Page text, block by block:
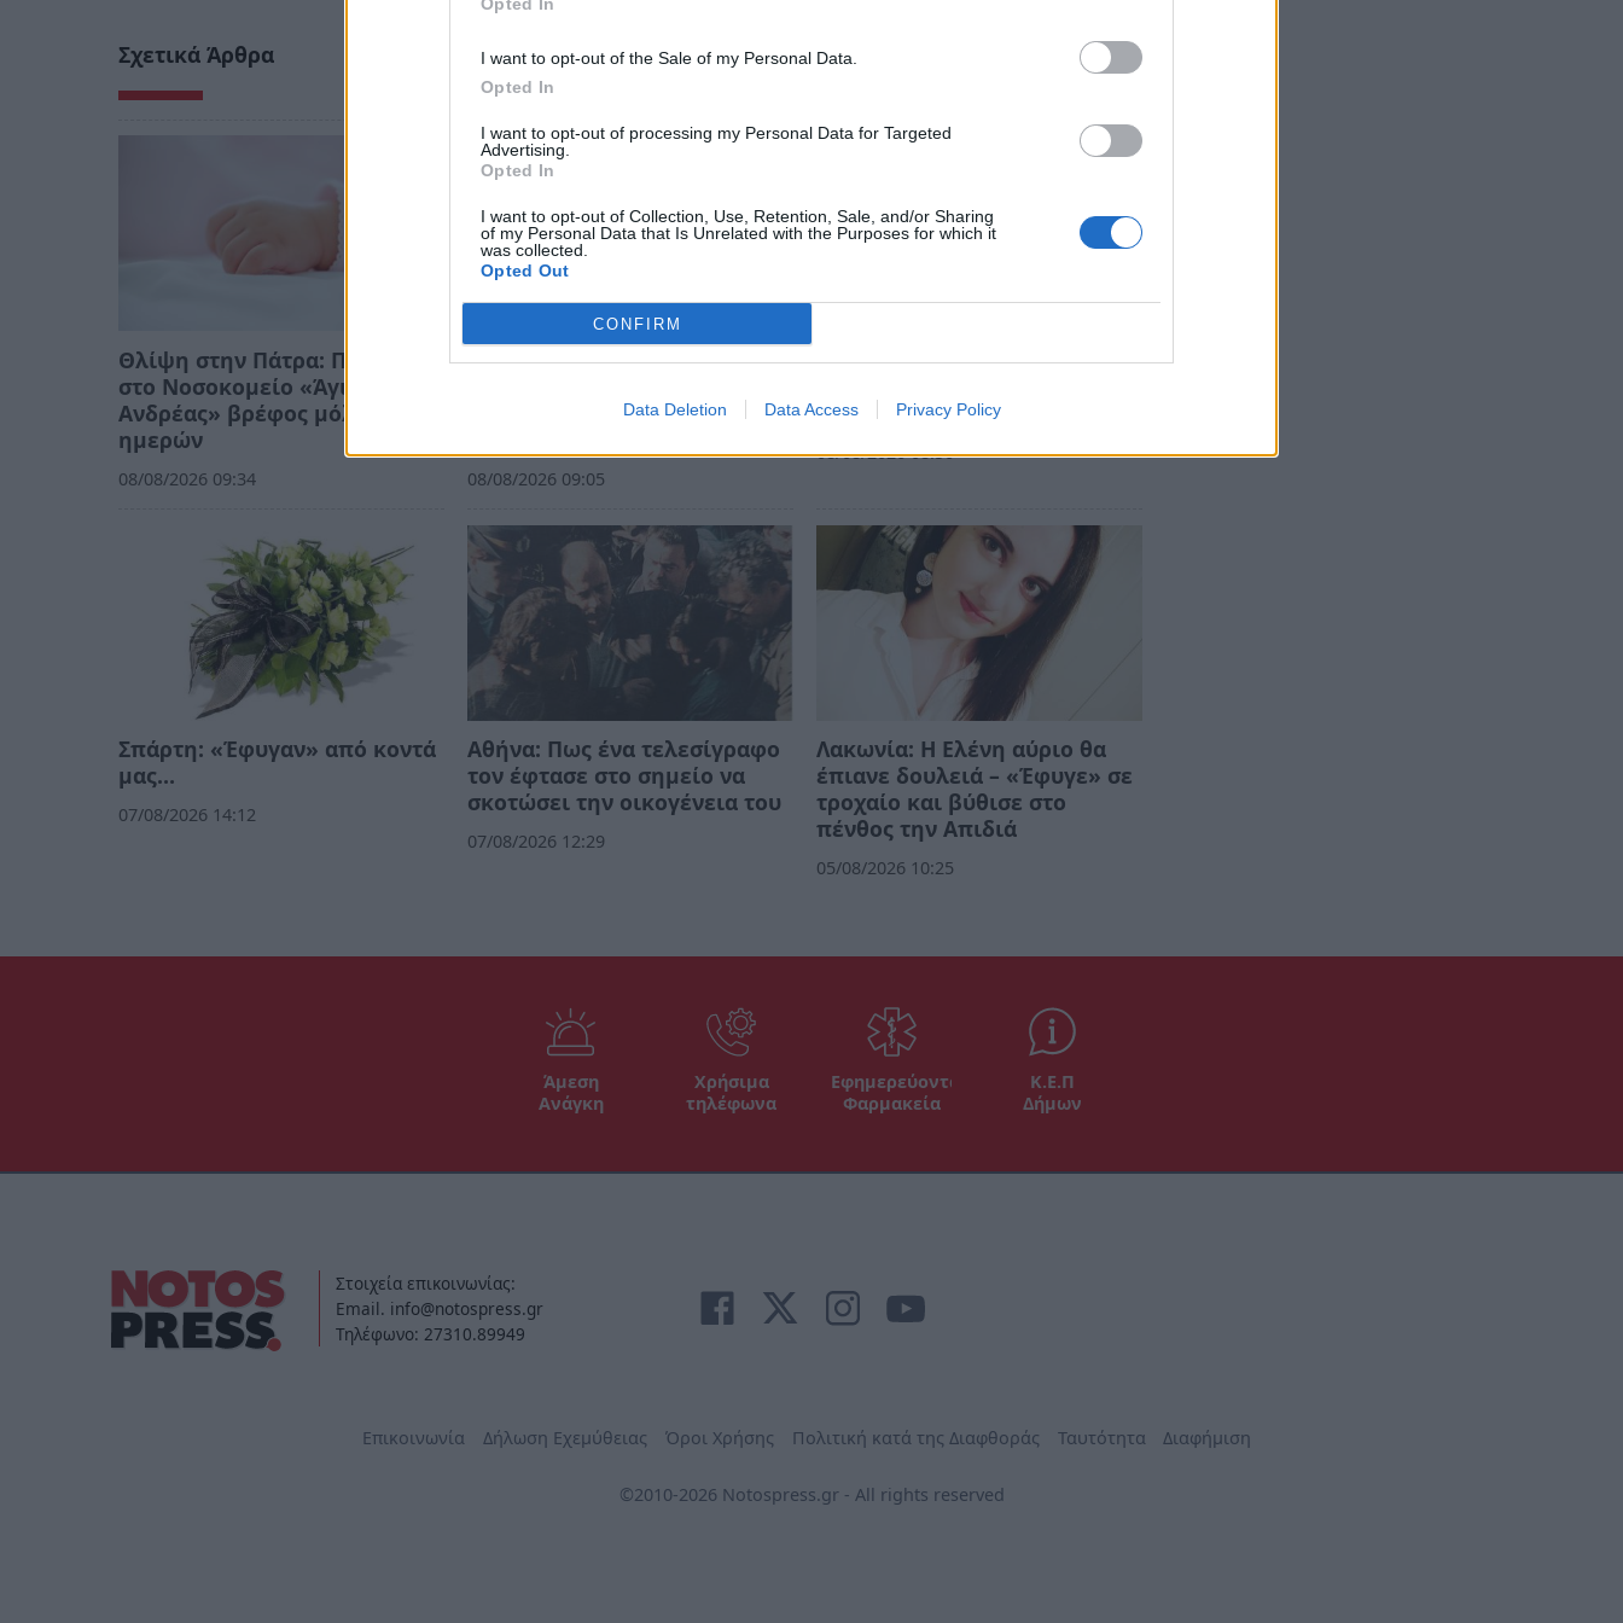
I want to opt-out of the Sale of my Personal Data.
Opted In
I want to opt-out of processing my Personal Data for Targeted
Advertising.
Opted In
I want to opt-out of Collection, Use, Retention, Sale, and/or Sharing
of my Personal Data that Is Unrelated with the Purposes for which it
was collected.
Opted Out
CONFIRM
Data Deletion Data Access Privacy Policy
Σχετικά Άρθρα
Θλίψη στην Πάτρα: Πέθανε
στο Νοσοκομείο «Άγιος
Ανδρέας» βρέφος μόλις 8
ημερών
08/08/2026 09:34
Λακωνία: Το τελευταίο
του Μιχάλη που τόσοι
08/08/2026 09:05
Λακωνία: Η Ιερή Μητρόπολη
υποδέχεται τους ομογενείς
08/08/2026 08:50
Σπάρτη: «Έφυγαν» από κοντά
μας…
07/08/2026 14:12
Αθήνα: Πως ένα τελεσίγραφο
τον έφτασε στο σημείο να
σκοτώσει την οικογένεια του
07/08/2026 12:29
Λακωνία: Η Ελένη αύριο θα
έπιανε δουλειά – «Έφυγε» σε
τροχαίο και βύθισε στο
πένθος την Απιδιά
05/08/2026 10:25
Άμεση
Ανάγκη
Χρήσιμα
τηλέφωνα
Εφημερεύοντα
Φαρμακεία
Κ.Ε.Π
Δήμων
Στοιχεία επικοινωνίας:
Email. info@notospress.gr
Τηλέφωνο: 27310.89949
Επικοινωνία Δήλωση Εχεμύθειας Όροι Χρήσης Πολιτική κατά της Διαφθοράς Ταυτότητα Διαφήμιση
©2010-2026 Notospress.gr - All rights reserved